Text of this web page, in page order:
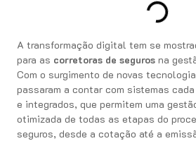
A transformação digital tem se
para as corretoras de seguros na
Com o surgimento de novas
passaram a contar com sistemas
e integrados, que permitem uma
otimizada de todas as etapas do
seguros, desde a cotação até a